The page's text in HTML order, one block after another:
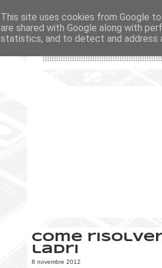
Come
ladri
8 novembre 2012
This site uses cookies from Google
are shared with Google along with
statistics, and to detect and address